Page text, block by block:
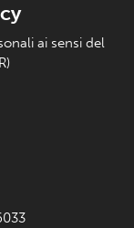
ai sensi del